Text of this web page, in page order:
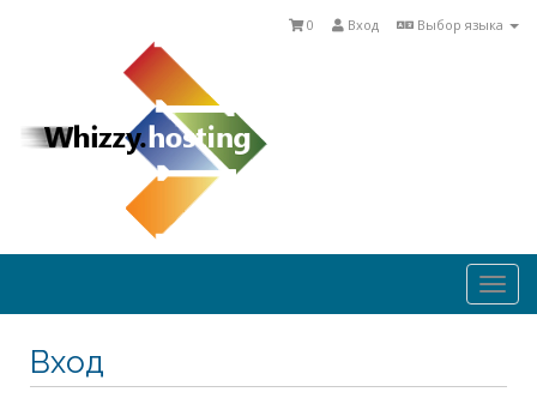
Выбор языка
Вход
0
Вход